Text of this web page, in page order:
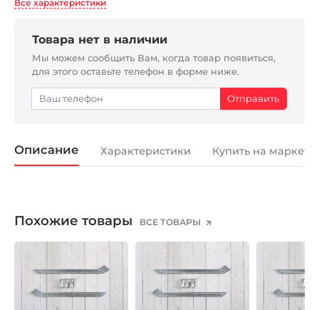
Все характеристики
Товара нет в наличии
Мы можем сообщить Вам, когда товар появиться,
для этого оставьте телефон в форме ниже.
Описание Характеристики Купить на
Похожие товары ВСЕ ТОВАРЫ